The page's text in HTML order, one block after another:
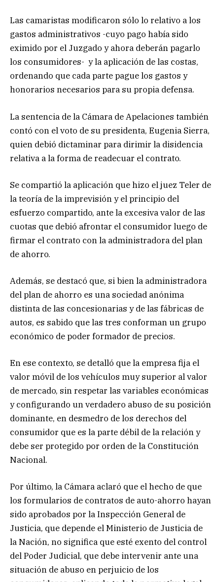
Las camaristas modificaron sólo lo relativo a los
gastos administrativos -cuyo pago había sido
eximido por el Juzgado y ahora deberán pagarlo
los consumidores- y la aplicación de las costas,
ordenando que cada parte pague los gastos y
honorarios necesarios para su propia defensa.
La sentencia de la Cámara de Apelaciones también
contó con el voto de su presidenta, Eugenia Sierra,
quien debió dictaminar para dirimir la disidencia
relativa a la forma de readecuar el contrato.
Se compartió la aplicación que hizo el juez Teler de
la teoría de la imprevisión y el principio del
esfuerzo compartido, ante la excesiva valor de las
cuotas que debió afrontar el consumidor luego de
firmar el contrato con la administradora del plan
de ahorro.
Además, se destacó que, si bien la administradora
del plan de ahorro es una sociedad anónima
distinta de las concesionarias y de las fábricas de
autos, es sabido que las tres conforman un grupo
económico de poder formador de precios.
En ese contexto, se detalló que la empresa fija el
valor móvil de los vehículos muy superior al valor
de mercado, sin respetar las variables económicas
y configurando un verdadero abuso de su posición
dominante, en desmedro de los derechos del
consumidor que es la parte débil de la relación y
debe ser protegido por orden de la Constitución
Nacional.
Por último, la Cámara aclaró que el hecho de que
los formularios de contratos de auto-ahorro hayan
sido aprobados por la Inspección General de
Justicia, que depende el Ministerio de Justicia de
la Nación, no significa que esté exento del control
del Poder Judicial, que debe intervenir ante una
situación de abuso en perjuicio de los